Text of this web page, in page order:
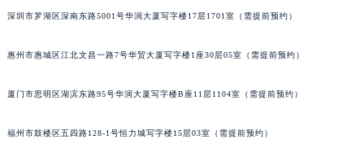
深圳市罗湖区深南东路5001号华润大厦写字楼17层1701室（需提前预约）
惠州市惠城区江北文昌一路7号华贸大厦写字楼1座30层05室（需提前预约）
厦门市思明区湖滨东路95号华润大厦写字楼B座11层1104室（需提前预约）
福州市鼓楼区五四路128-1号恒力城写字楼15层03室（需提前预约）